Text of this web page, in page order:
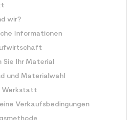
wir?
Informationen
Sie Ihr Material
und Materialwahl
Werkstatt
Verkaufsbedingungen